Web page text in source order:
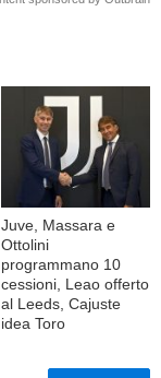
Juve, Massara e
Ottolini
programmano 10
cessioni, Leao offerto
al Leeds, Cajuste
idea Toro